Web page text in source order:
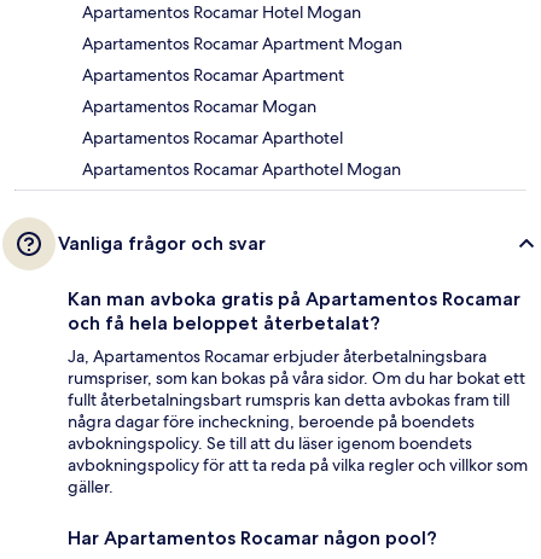
Apartamentos Rocamar Hotel Mogan
Apartamentos Rocamar Apartment Mogan
Apartamentos Rocamar Apartment
Apartamentos Rocamar Mogan
Apartamentos Rocamar Aparthotel
Apartamentos Rocamar Aparthotel Mogan
Vanliga frågor och svar
Kan man avboka gratis på Apartamentos Rocamar
och få hela beloppet återbetalat?
Ja, Apartamentos Rocamar erbjuder återbetalningsbara
rumspriser, som kan bokas på våra sidor. Om du har bokat ett
fullt återbetalningsbart rumspris kan detta avbokas fram till
några dagar före incheckning, beroende på boendets
avbokningspolicy. Se till att du läser igenom boendets
avbokningspolicy för att ta reda på vilka regler och villkor som
gäller.
Har Apartamentos Rocamar någon pool?